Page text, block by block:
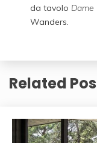
da tavolo Dame
Wanders.
Related